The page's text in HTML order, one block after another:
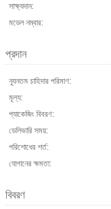
সাক্ষ্যদান:
মডেল নম্বার:
প্রদান
ন্যূনতম চাহিদার পরিমাণ:
মূল্য:
প্যাকেজিং বিবরণ:
ডেলিভারি সময়:
পরিশোধের শর্ত:
যোগানের ক্ষমতা:
বিবরণ